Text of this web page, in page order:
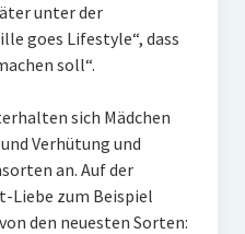
unter der
goes Lifestyle“, dass
soll“.
sich Mädchen
Verhütung und
an. Auf der
zum Beispiel
den neuesten Sorten: